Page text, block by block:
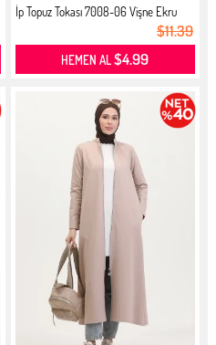
İp Topuz Tokası 7008-06 Vişne Ekru
$11.39
HEMEN AL$4.99